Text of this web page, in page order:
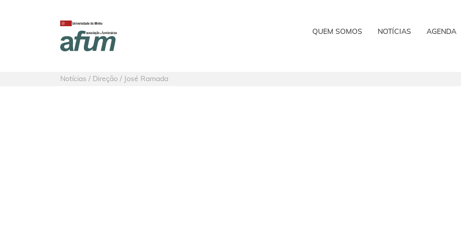
QUEM SOMOS NOTÍCIAS AGENDA
Notícias / Direção / José Ramada